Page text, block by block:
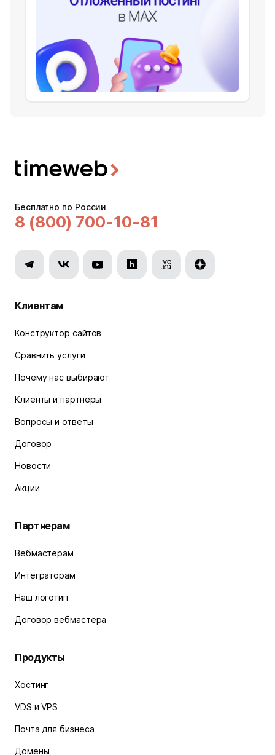
Бесплатно по России
8 (800) 700-10-81
Клиентам
Конструктор сайтов
Сравнить услуги
Почему нас выбирают
Клиенты и партнеры
Вопросы и ответы
Договор
Новости
Акции
Партнерам
Вебмастерам
Интеграторам
Наш логотип
Договор вебмастера
Продукты
Хостинг
VDS и VPS
Почта для бизнеса
Домены